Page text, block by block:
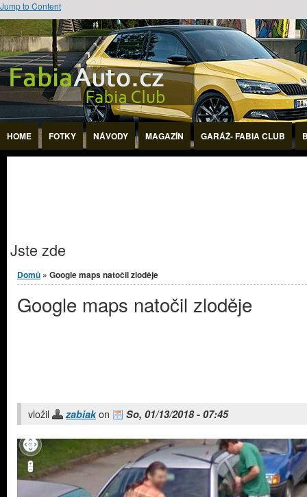
Jump to Content
HOME FOTKY NÁVODY MAGAZÍN GARÁŽ- FABIA CLUB
Jste zde
Domů » Google maps natočil zloděje
Google maps natočil zloděje
vložil zabiakon So, 01/13/2018 - 07:45